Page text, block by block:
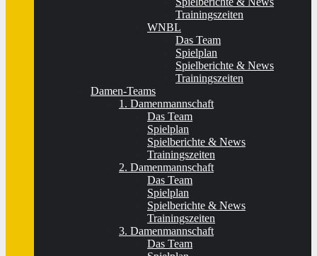
Trainingszeiten
WNBL
Das Team
Spielplan
Spielberichte & News
Trainingszeiten
Damen-Teams
1. Damenmannschaft
Das Team
Spielplan
Spielberichte & News
Trainingszeiten
2. Damenmannschaft
Das Team
Spielplan
Spielberichte & News
Trainingszeiten
3. Damenmannschaft
Das Team